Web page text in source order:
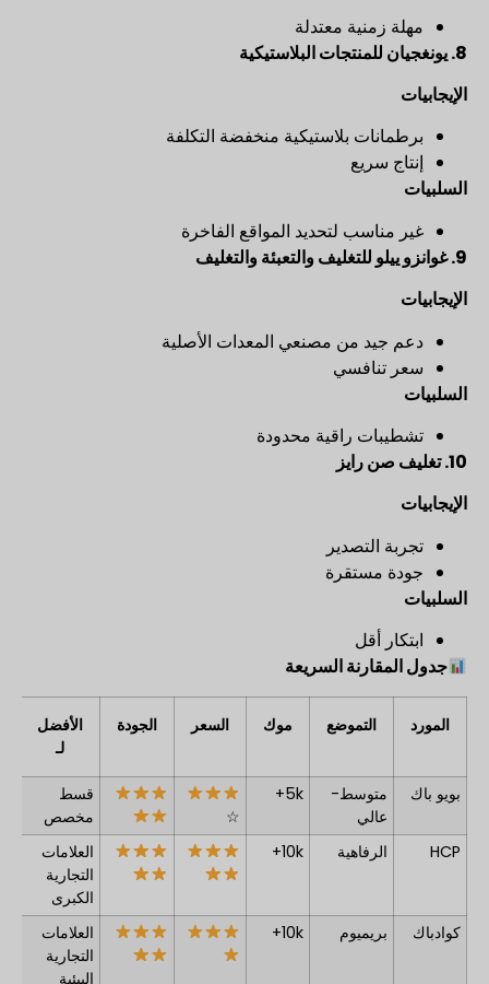
مهلة زمنية معتدلة
8. يونغجيان للمنتجات البلاستيكية
الإيجابيات
برطمانات بلاستيكية منخفضة التكلفة
إنتاج سريع
السلبيات
غير مناسب لتحديد المواقع الفاخرة
9. غوانزو ييلو للتغليف والتعبئة والتغليف
الإيجابيات
دعم جيد من مصنعي المعدات الأصلية
سعر تنافسي
السلبيات
تشطيبات راقية محدودة
10. تغليف صن رايز
الإيجابيات
تجربة التصدير
جودة مستقرة
السلبيات
ابتكار أقل
جدول المقارنة السريعة
المورد التموضع موك السعر الجودة
الأفضل
لـ
بويو باك
متوسط-
عالي
5k+
☆
قسط
مخصص
HCP
الرفاهية 10k+
العلامات
التجارية
الكبرى
كوادباك
بريميوم 10k+
العلامات
التجارية
البيئية